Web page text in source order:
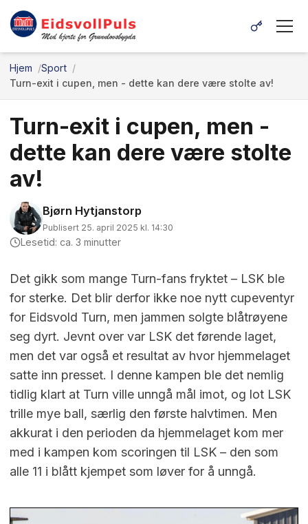
Hjem
Sport
Turn-exit i cupen, men - dette kan dere være stolte av!
Turn-exit i cupen, men -
dette kan dere være stolte
av!
Bjørn Hytjanstorp
Publisert 25. april 2025 kl. 14:30
Lesetid: ca. 3 minutter
Det gikk som mange Turn-fans fryktet – LSK ble
for sterke. Det blir derfor ikke noe nytt cupeventyr
for Eidsvold Turn, men jammen solgte blåtrøyene
seg dyrt. Jevnt over var LSK det førende laget,
men det var også et resultat av hvor hjemmelaget
satte inn presset. I denne kampen ble det nemlig
tidlig klart at Turn ville unngå mål imot, og lot LSK
trille mye ball, særlig den første halvtimen. Men
akkurat i den perioden da hjemmelaget kom mer
med i kampen kom scoringen til LSK – den som
alle 11 i blått kjempet som løver for å unngå.